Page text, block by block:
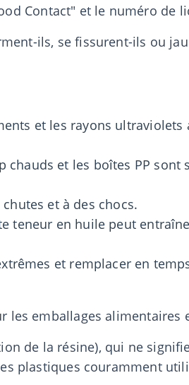
Contact" et le numéro de
ils, se fissurent-ils ou
et les rayons ultraviolets
et les boîtes PP sont
et à des chocs.
teneur en huile peut
et remplacer en
les emballages alimentaires
de la résine), qui ne
plastiques couramment